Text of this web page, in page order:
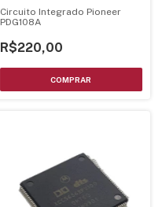
Circuito Integrado Pioneer
PDG108A
R$220,00